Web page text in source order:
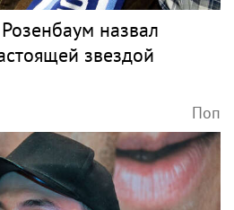
назвал
звездой
Поп